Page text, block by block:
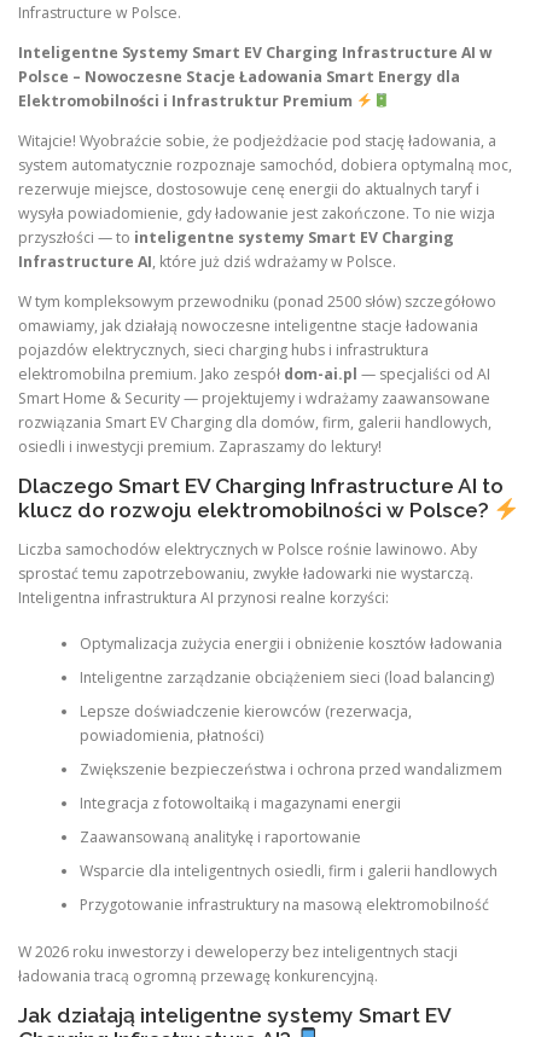
Infrastructure w Polsce.
Inteligentne Systemy Smart EV Charging Infrastructure AI w
Polsce – Nowoczesne Stacje Ładowania Smart Energy dla
Elektromobilności i Infrastruktur Premium
Witajcie! Wyobraźcie sobie, że podjeżdżacie pod stację ładowania, a
system automatycznie rozpoznaje samochód, dobiera optymalną moc,
rezerwuje miejsce, dostosowuje cenę energii do aktualnych taryf i
wysyła powiadomienie, gdy ładowanie jest zakończone. To nie wizja
przyszłości — to inteligentne systemy Smart EV Charging
Infrastructure AI, które już dziś wdrażamy w Polsce.
W tym kompleksowym przewodniku (ponad 2500 słów) szczegółowo
omawiamy, jak działają nowoczesne inteligentne stacje ładowania
pojazdów elektrycznych, sieci charging hubs i infrastruktura
elektromobilna premium. Jako zespół dom-ai.pl — specjaliści od AI
Smart Home & Security — projektujemy i wdrażamy zaawansowane
rozwiązania Smart EV Charging dla domów, firm, galerii handlowych,
osiedli i inwestycji premium. Zapraszamy do lektury!
Dlaczego Smart EV Charging Infrastructure AI to
klucz do rozwoju elektromobilności w Polsce?
Liczba samochodów elektrycznych w Polsce rośnie lawinowo. Aby
sprostać temu zapotrzebowaniu, zwykłe ładowarki nie wystarczą.
Inteligentna infrastruktura AI przynosi realne korzyści:
Optymalizacja zużycia energii i obniżenie kosztów ładowania
Inteligentne zarządzanie obciążeniem sieci (load balancing)
Lepsze doświadczenie kierowców (rezerwacja,
powiadomienia, płatności)
Zwiększenie bezpieczeństwa i ochrona przed wandalizmem
Integracja z fotowoltaiką i magazynami energii
Zaawansowaną analitykę i raportowanie
Wsparcie dla inteligentnych osiedli, firm i galerii handlowych
Przygotowanie infrastruktury na masową elektromobilność
W 2026 roku inwestorzy i deweloperzy bez inteligentnych stacji
ładowania tracą ogromną przewagę konkurencyjną.
Jak działają inteligentne systemy Smart EV